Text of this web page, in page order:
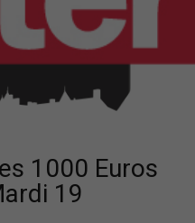
1000 Euros
19